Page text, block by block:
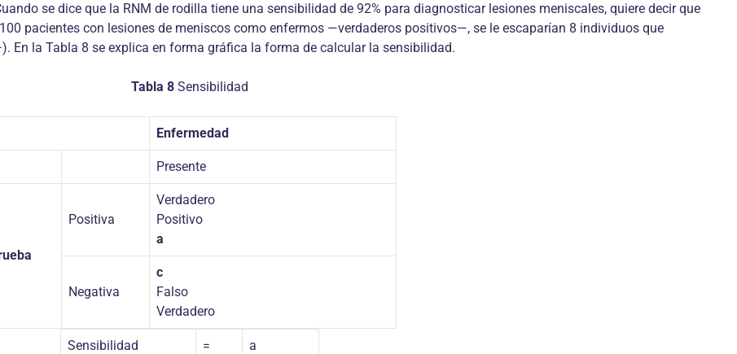
se dice que la RNM de rodilla tiene una sensibilidad de 92% para diagnosticar lesiones meniscales, quiere decir que
pacientes con lesiones de meniscos como enfermos —verdaderos positivos—, se le escaparían 8 individuos que
la Tabla 8 se explica en forma gráfica la forma de calcular la sensibilidad.
Tabla 8 Sensibilidad
Enfermedad
Presente
Positiva
Verdadero
Positivo
a
Negativa
c
Falso
Verdadero
Sensibilidad = a